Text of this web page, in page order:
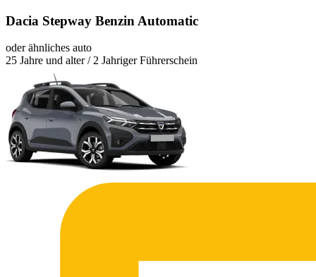
Dacia Stepway Benzin Automatic
oder ähnliches auto
25 Jahre und alter / 2 Jahriger Führerschein